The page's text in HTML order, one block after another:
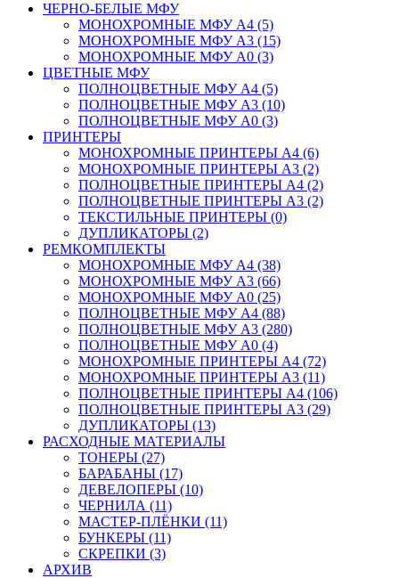
ЧЕРНО-БЕЛЫЕ МФУ
МОНОХРОМНЫЕ МФУ А4 (5)
МОНОХРОМНЫЕ МФУ А3 (15)
МОНОХРОМНЫЕ МФУ А0 (3)
ЦВЕТНЫЕ МФУ
ПОЛНОЦВЕТНЫЕ МФУ А4 (5)
ПОЛНОЦВЕТНЫЕ МФУ А3 (10)
ПОЛНОЦВЕТНЫЕ МФУ А0 (3)
ПРИНТЕРЫ
МОНОХРОМНЫЕ ПРИНТЕРЫ А4 (6)
МОНОХРОМНЫЕ ПРИНТЕРЫ А3 (2)
ПОЛНОЦВЕТНЫЕ ПРИНТЕРЫ А4 (2)
ПОЛНОЦВЕТНЫЕ ПРИНТЕРЫ А3 (2)
ТЕКСТИЛЬНЫЕ ПРИНТЕРЫ (0)
ДУПЛИКАТОРЫ (2)
РЕМКОМПЛЕКТЫ
МОНОХРОМНЫЕ МФУ А4 (38)
МОНОХРОМНЫЕ МФУ А3 (66)
МОНОХРОМНЫЕ МФУ А0 (25)
ПОЛНОЦВЕТНЫЕ МФУ А4 (88)
ПОЛНОЦВЕТНЫЕ МФУ А3 (280)
ПОЛНОЦВЕТНЫЕ МФУ А0 (4)
МОНОХРОМНЫЕ ПРИНТЕРЫ А4 (72)
МОНОХРОМНЫЕ ПРИНТЕРЫ А3 (11)
ПОЛНОЦВЕТНЫЕ ПРИНТЕРЫ А4 (106)
ПОЛНОЦВЕТНЫЕ ПРИНТЕРЫ А3 (29)
ДУПЛИКАТОРЫ (13)
РАСХОДНЫЕ МАТЕРИАЛЫ
ТОНЕРЫ (27)
БАРАБАНЫ (17)
ДЕВЕЛОПЕРЫ (10)
ЧЕРНИЛА (11)
МАСТЕР-ПЛЁНКИ (11)
БУНКЕРЫ (11)
СКРЕПКИ (3)
АРХИВ